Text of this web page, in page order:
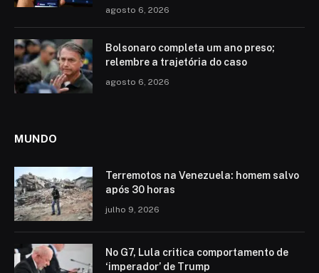
agosto 6, 2026
Bolsonaro completa um ano preso;
relembre a trajetória do caso
agosto 6, 2026
MUNDO
Terremotos na Venezuela: homem salvo
após 30 horas
julho 9, 2026
No G7, Lula critica comportamento de
‘imperador’ de Trump